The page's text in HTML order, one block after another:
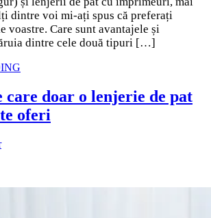
dintre voi mi-ați spus că preferați
voastre. Care sunt avantajele și
dintre cele două tipuri […]
care doar o lenjerie de pat
oferi